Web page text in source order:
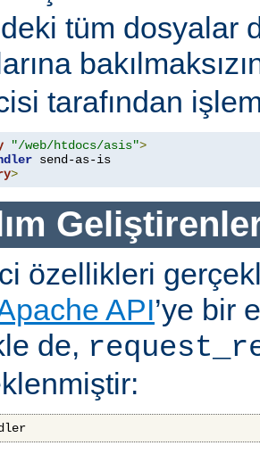
tüm dosyalar
tarafından
"/web/htdocs/asis">
>
özellikleri
API’ye bir
de,